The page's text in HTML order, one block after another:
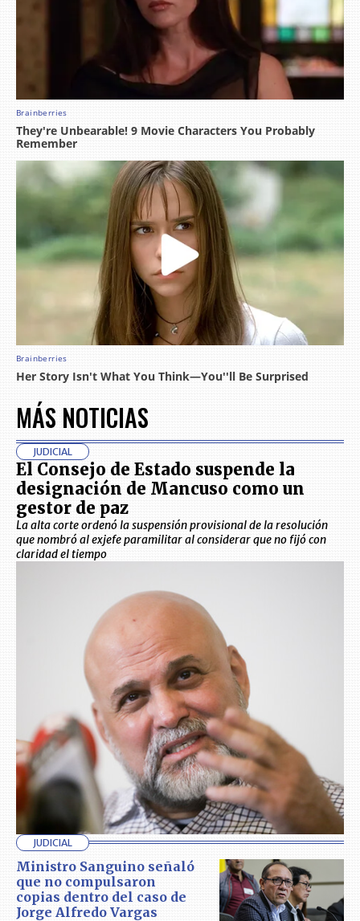
MÁS NOTICIAS
JUDICIAL
El Consejo de Estado suspende la
designación de Mancuso como un
gestor de paz
La alta corte ordenó la suspensión provisional de la resolución
que nombró al exjefe paramilitar al considerar que no fijó con
claridad el tiempo
JUDICIAL
Ministro Sanguino señaló
que no compulsaron
copias dentro del caso de
Jorge Alfredo Vargas